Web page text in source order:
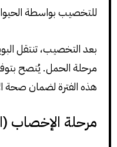
للتخصيب بواسطة
بعد التخصيب، تنتقل
مرحلة الحمل. يُنصح
هذه الفترة لضمان صحة
مرحلة الإخصاب